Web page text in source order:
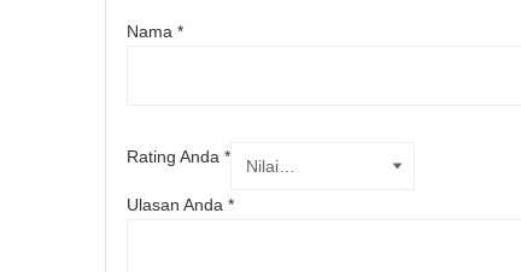
Nama *
Rating Anda *
Ulasan Anda *